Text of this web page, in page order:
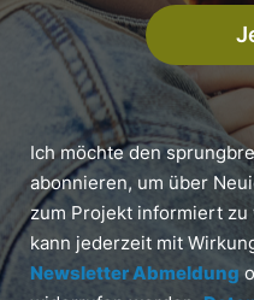
Ich möchte den
abonnieren, um über
zum Projekt informiert
kann jederzeit mit
Newsletter Abmeldung